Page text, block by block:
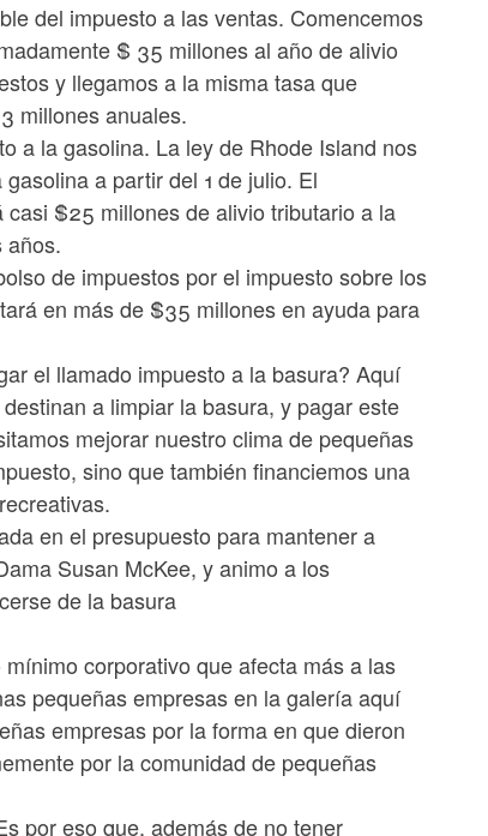
del impuesto a las ventas. Comencemos
$ 35 millones al año de alivio
y llegamos a la misma tasa que
millones anuales.
a la gasolina. La ley de Rhode Island nos
a partir del 1 de julio. El
$25 millones de alivio tributario a la
años.
de impuestos por el impuesto sobre los
en más de $35 millones en ayuda para
el llamado impuesto a la basura? Aquí
a limpiar la basura, y pagar este
mejorar nuestro clima de pequeñas
sino que también financiemos una
en el presupuesto para mantener a
Susan McKee, y animo a los
de la basura
corporativo que afecta más a las
pequeñas empresas en la galería aquí
empresas por la forma en que dieron
por la comunidad de pequeñas
por eso que, además de no tener